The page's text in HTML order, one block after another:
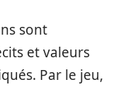
sont
et valeurs
Par le jeu,